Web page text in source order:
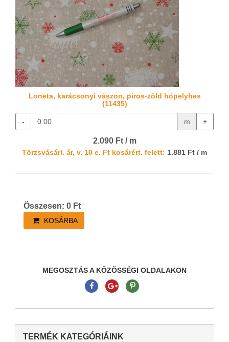
Loneta, karácsonyi vászon, piros-zöld hópelyhes
(11435)
- m +
2.090 Ft / m
Törzsvásárl. ár, v. 10 e. Ft kosárért. felett: 1.881 Ft / m
Összesen: 0 Ft
KOSÁRBA
MEGOSZTÁS A KÖZÖSSÉGI OLDALAKON
TERMÉK KATEGÓRIÁINK